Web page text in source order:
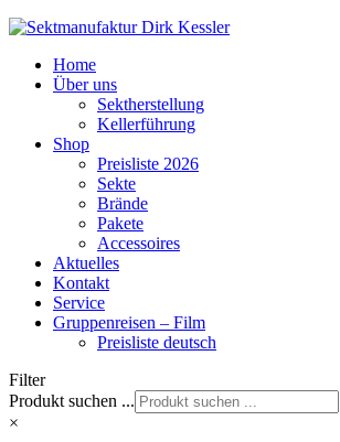
Home
Über uns
Sektherstellung
Kellerführung
Shop
Preisliste 2026
Sekte
Brände
Pakete
Accessoires
Aktuelles
Kontakt
Service
Gruppenreisen – Film
Preisliste deutsch
Filter
Produkt suchen ...
×